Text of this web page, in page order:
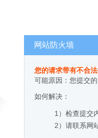
网站防火墙
您的请求带有不合
可能原因：您提交
如何解决：
1）检查提交
2）请联系网